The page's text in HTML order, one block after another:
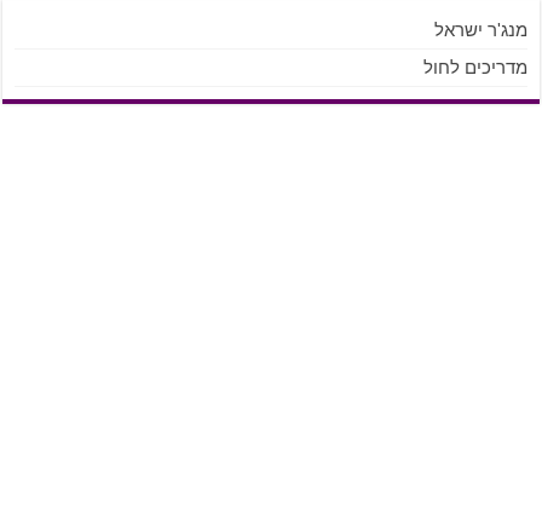
מנג'ר ישראל
מדריכים לחול